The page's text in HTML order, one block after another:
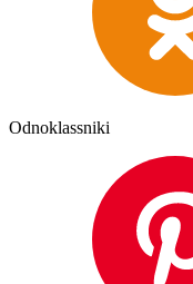
Odnoklassniki